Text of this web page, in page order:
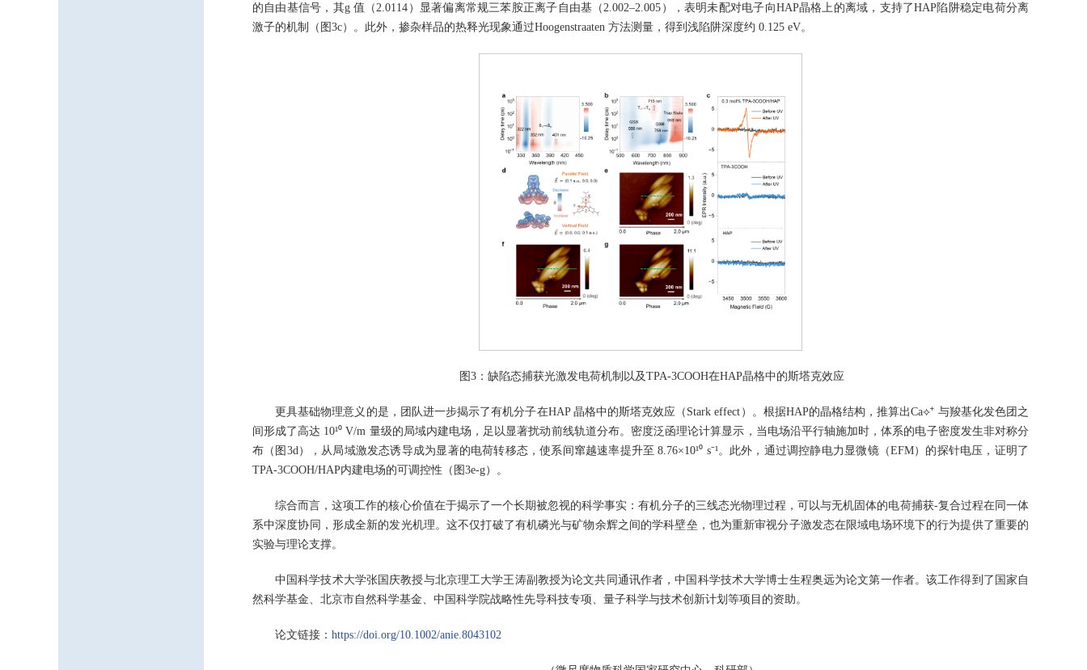
的自由基信号，其g 值（2.0114）显著偏离常规三苯胺正离子自由基（2.002–2.005），表明未配对电子向HAP晶格上的离域，支持了HAP陷阱稳定电荷分离
激子的机制（图3c）。此外，掺杂样品的热释光现象通过Hoogenstraaten 方法测量，得到浅陷阱深度约 0.125 eV。
图3：缺陷态捕获光激发电荷机制以及TPA-3COOH在HAP晶格中的斯塔克效应
更具基础物理意义的是，团队进一步揭示了有机分子在HAP 晶格中的斯塔克效应（Stark effect）。根据HAP的晶格结构，推算出Ca⟡⁺ 与羧基化发色团之
间形成了高达 10¹⁰ V/m 量级的局域内建电场，足以显著扰动前线轨道分布。密度泛函理论计算显示，当电场沿平行轴施加时，体系的电子密度发生非对称分
布（图3d），从局域激发态诱导成为显著的电荷转移态，使系间窜越速率提升至 8.76×10¹⁰ s⁻¹。此外，通过调控静电力显微镜（EFM）的探针电压，证明了
TPA-3COOH/HAP内建电场的可调控性（图3e-g）。
综合而言，这项工作的核心价值在于揭示了一个长期被忽视的科学事实：有机分子的三线态光物理过程，可以与无机固体的电荷捕获-复合过程在同一体
系中深度协同，形成全新的发光机理。这不仅打破了有机磷光与矿物余辉之间的学科壁垒，也为重新审视分子激发态在限域电场环境下的行为提供了重要的
实验与理论支撑。
中国科学技术大学张国庆教授与北京理工大学王涛副教授为论文共同通讯作者，中国科学技术大学博士生程奥远为论文第一作者。该工作得到了国家自
然科学基金、北京市自然科学基金、中国科学院战略性先导科技专项、量子科学与技术创新计划等项目的资助。
论文链接： https://doi.org/10.1002/anie.8043102